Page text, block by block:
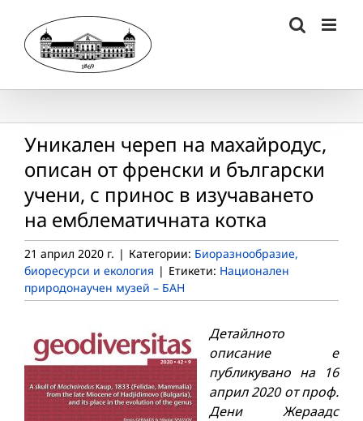
content
Уникален череп на махайродус,
описан от френски и български
учени, с принос в изучаването
на емблематичната котка
21 април 2020 г. | Категории: Биоразнообразие,
биоресурси и екология | Етикети: Национален
природонаучен музей – БАН
Детайлното
описание
е
публикувано на 16
април 2020 от проф.
Дени Жераадс